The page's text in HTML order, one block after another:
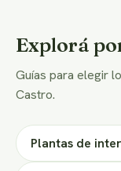
Explorá
Guías para elegir
Castro.
Plantas de